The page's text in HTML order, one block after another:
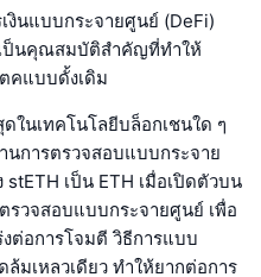
งินแบบกระจายศูนย์ (DeFi)
ป็นคุณสมบัติสำคัญที่ทำให้
คแบบดั้งเดิม
ในเทคโนโลยีบล็อกเชนใด ๆ
การตรวจสอบแบบกระจาย
เป็น ETH เมื่อเปิดตัวบน
รวจสอบแบบกระจายศูนย์ เพื่อ
ต่อการโจมตี วิธีการแบบ
มเหลวเดียว ทำให้ยากต่อการ